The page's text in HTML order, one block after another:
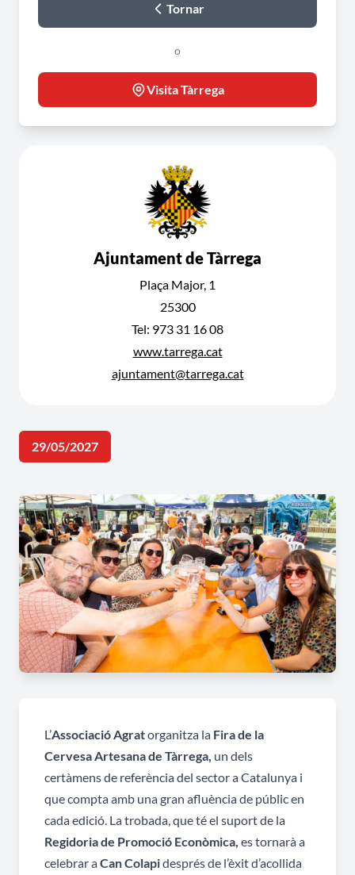
Tornar
o
Visita Tàrrega
Ajuntament de Tàrrega
Plaça Major, 1
25300
Tel: 973 31 16 08
www.tarrega.cat
ajuntament@tarrega.cat
29/05/2027
L’Associació Agratorganitza la Fira de la
Cervesa Artesana de Tàrrega, un dels
certàmens de referència del sector a Catalunya i
que compta amb una gran afluència de públic en
cada edició. La trobada, que té el suport de la
Regidoria de Promoció Econòmica, es tornarà a
celebrar aCan Colapidesprés de l’èxit d’acollida